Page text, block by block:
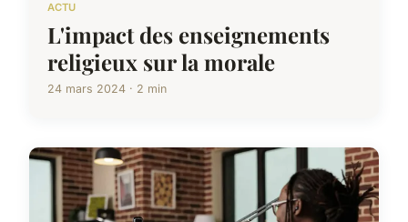
ACTU
L'impact des enseignements
religieux sur la morale
24 mars 2024 · 2 min